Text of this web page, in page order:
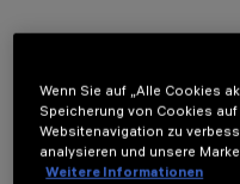
Wenn Sie auf „Alle Cookies
Speicherung von Cookies
Websitenavigation zu
analysieren und unsere
Weitere Informationen